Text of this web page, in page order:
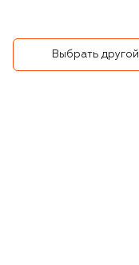
Выбрать другой